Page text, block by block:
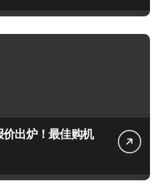
出炉！最佳购机